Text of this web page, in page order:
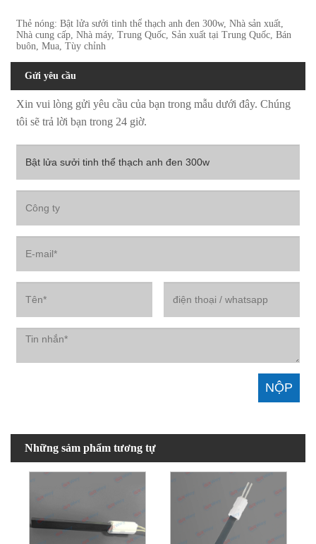
Thẻ nóng: Bật lửa sưởi tinh thể thạch anh đen 300w, Nhà sản xuất,
Nhà cung cấp, Nhà máy, Trung Quốc, Sản xuất tại Trung Quốc, Bán
buôn, Mua, Tùy chỉnh
Gửi yêu cầu
Xin vui lòng gửi yêu cầu của bạn trong mẫu dưới đây. Chúng
tôi sẽ trả lời bạn trong 24 giờ.
Những sảm phẩm tương tự